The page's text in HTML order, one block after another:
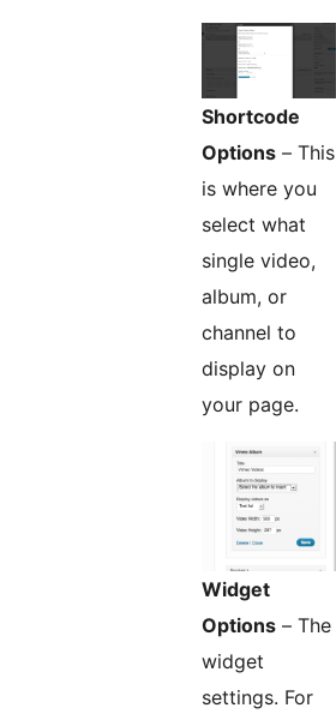
Shortcode
Options – This
is where you
select what
single video,
album, or
channel to
display on
your page.
Widget
Options – The
widget
settings. For